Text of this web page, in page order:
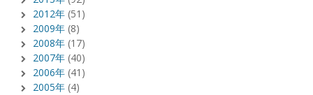
2012年 (51)
2009年 (8)
2008年 (17)
2007年 (40)
2006年 (41)
2005年 (4)